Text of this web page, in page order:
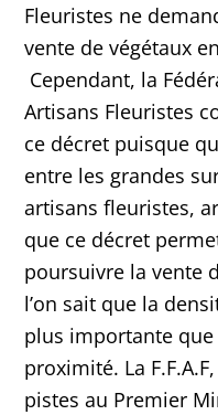
Fleuristes ne
vente de végétaux
Cependant, la
Artisans Fleuristes
ce décret puisque
entre les grandes
artisans fleuristes,
que ce décret
poursuivre la vente
l’on sait que la
plus importante
proximité. La
pistes au Premier